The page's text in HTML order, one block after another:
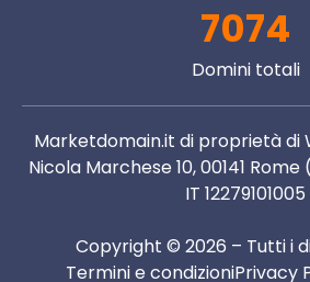
7074
Domini totali
Marketdomain.it di proprietà di
Nicola Marchese 10, 00141
IT 12279101005
Copyright © 2026 – Tutti i
Termini e condizioniPrivacy